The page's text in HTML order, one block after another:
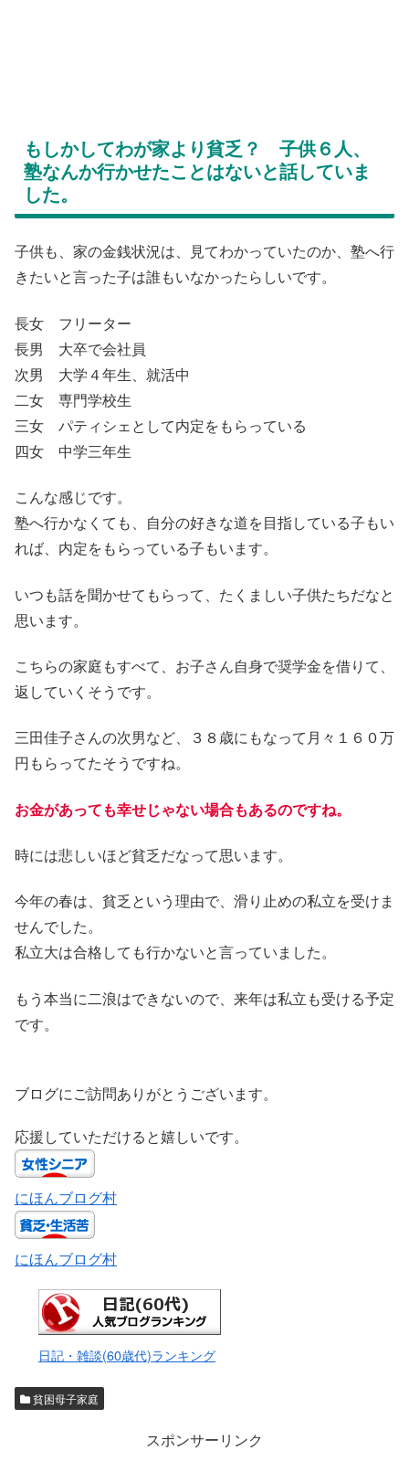
もしかしてわが家より貧乏？ 子供６人、
塾なんか行かせたことはないと話していま
した。
子供も、家の金銭状況は、見てわかっていたのか、塾へ行
きたいと言った子は誰もいなかったらしいです。
長女 フリーター
長男 大卒で会社員
次男 大学４年生、就活中
二女 専門学校生
三女 パティシェとして内定をもらっている
四女 中学三年生
こんな感じです。
塾へ行かなくても、自分の好きな道を目指している子もい
れば、内定をもらっている子もいます。
いつも話を聞かせてもらって、たくましい子供たちだなと
思います。
こちらの家庭もすべて、お子さん自身で奨学金を借りて、
返していくそうです。
三田佳子さんの次男など、３８歳にもなって月々１６０万
円もらってたそうですね。
お金があっても幸せじゃない場合もあるのですね。
時には悲しいほど貧乏だなって思います。
今年の春は、貧乏という理由で、滑り止めの私立を受けま
せんでした。
私立大は合格しても行かないと言っていました。
もう本当に二浪はできないので、来年は私立も受ける予定
です。
ブログにご訪問ありがとうございます。
応援していただけると嬉しいです。
にほんブログ村
にほんブログ村
日記・雑談(60歳代)ランキング
貧困母子家庭
スポンサーリンク